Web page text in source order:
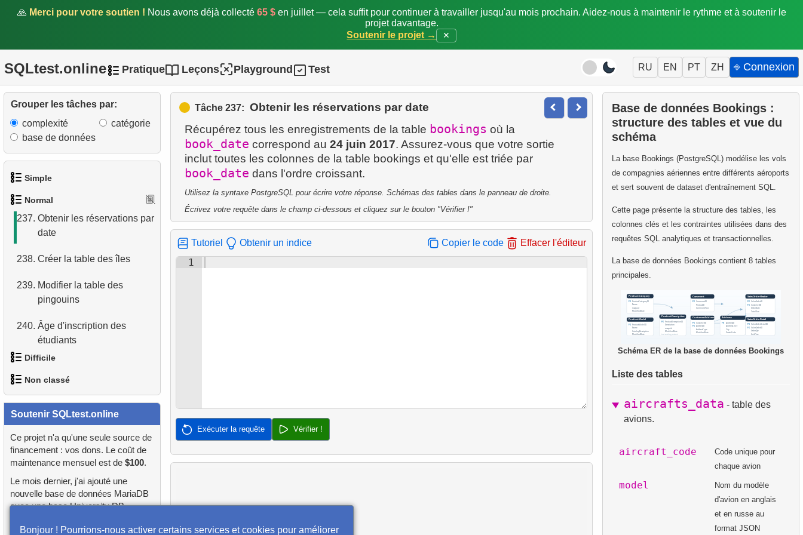
🙏 Merci pour votre soutien ! Nous avons déjà collecté 65 $en juillet — cela suffit pour continuer à travailler jusqu'au mois prochain. Aidez-nous à maintenir le rythme et à soutenir le
projet davantage.
Soutenir le projet →
✕
SQLtest.online Pratique Leçons Playground Test RU EN PT ZH ⎆ Connexion
Grouper les tâches par:
complexité
catégorie
base de données
Simple
Liste des langues
3. Obtenir la liste des noms
Récupérer tous les
Noms du personnel
7.Obtenir la liste triée des
langues
8.Liste triée des films avec
limite
9.
Trouver les membres du
personnel par condition
condition
Normal
232.Comptage Mensuel des
Fréquemment Achetés
requête ?
235.L'index est-il adapté aux
requêtes ?
236.Pourcentage des ventes
237. Obtenir les réservations par
date
238. Créer la table des îles
239. Modifier la table des
pingouins
240. Âge d'inscription des
étudiants
Difficile
actifs
3.Trouver les acteurs les plus
4.Films où HENRY BERRY
Non classé
1.orders-total
2.extra-light-penguins
3.Requête sur les
publications
4.Identifier les bâtiments
Soutenir SQLtest.online
Ce projet n'a qu'une seule source de
financement : vos dons. Le coût de
maintenance mensuel est de$100.
Le mois dernier, j'ai ajouté une
nouvelle base de données MariaDB
avec une base University DB
et j'ai refactoré de nombreuses
Tâche 237:
Obtenir les réservations par date
Récupérez tous les enregistrements de la table bookings où la
book_date correspond au 24 juin 2017. Assurez-vous que votre sortie
inclut toutes les colonnes de la table bookings et qu'elle est triée par
book_date dans l'ordre croissant.
Utilisez la syntaxe PostgreSQL pour écrire votre réponse. Schémas des tables dans le panneau de droite.
Écrivez votre requête dans le champ ci-dessous et cliquez sur le bouton "Vérifier !"
Tutoriel Obtenir un indice Copier le code Effacer l'éditeur
1
Exécuter la requête Vérifier !
Base de données Bookings :
structure des tables et vue du
schéma
La base Bookings (PostgreSQL) modélise les vols
de compagnies aériennes entre différents aéroports
et sert souvent de dataset d'entraînement SQL.
Cette page présente la structure des tables, les
colonnes clés et les contraintes utilisées dans des
requêtes SQL analytiques et transactionnelles.
La base de données Bookings contient 8 tables
principales.
Schéma ER de la base de données Bookings
Liste des tables
aircrafts_data - table des
avions.
aircraft_code
Code unique pour
chaque avion
model
Nom du modèle
d'avion en anglais
et en russe au
format JSON
Bonjour ! Pourrions-nous activer certains services et cookies pour améliorer